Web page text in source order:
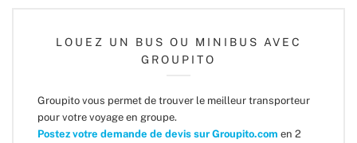
LOUEZ UN BUS OU MINIBUS AVEC
GROUPITO
Groupito vous permet de trouver le meilleur transporteur
pour votre voyage en groupe.
Postez votre demande de devis sur Groupito.com en 2